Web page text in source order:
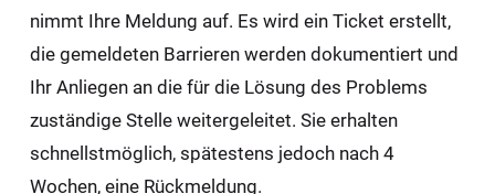
nimmt Ihre Meldung auf. Es wird ein Ticket erstellt,
die gemeldeten Barrieren werden dokumentiert und
Ihr Anliegen an die für die Lösung des Problems
zuständige Stelle weitergeleitet. Sie erhalten
schnellstmöglich, spätestens jedoch nach 4
Wochen, eine Rückmeldung.